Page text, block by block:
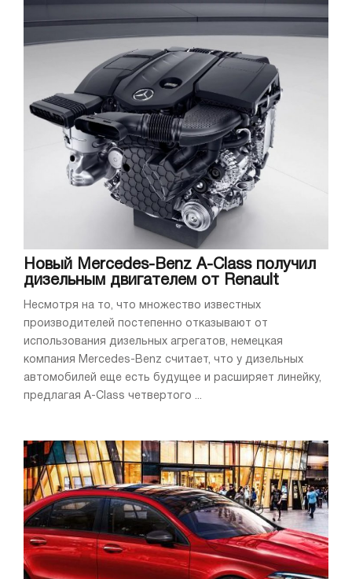
Новый Mercedes-Benz A-Class получил
дизельным двигателем от Renault
Несмотря на то, что множество известных
производителей постепенно отказывают от
использования дизельных агрегатов, немецкая
компания Mercedes-Benz считает, что у дизельных
автомобилей еще есть будущее и расширяет линейку,
предлагая A-Class четвертого ...